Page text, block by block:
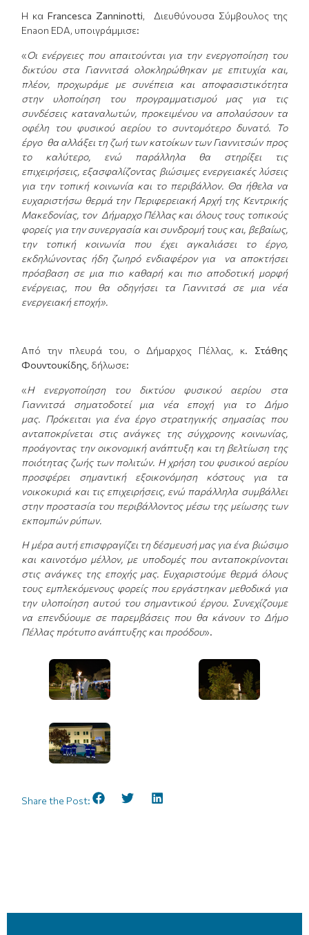
Η καFrancesca Zanninotti, Διευθύνουσα Σύμβουλος της
Enaon EDA, υποιγράμμισε:
«Οι ενέργειες που απαιτούνται για την ενεργοποίηση του
δικτύουστα Γιαννιτσάολοκληρώθηκαν με επιτυχίακαι,
πλέον, προχωράμε με συνέπεια και αποφασιστικότητα
στην υλοποίηση του προγραμματισμού μας για τις
συνδέσεις καταναλωτών, προκειμένου να απολαύσουν τα
οφέλη του φυσικού αερίου το συντομότερο δυνατό. Το
έργο θα αλλάξει τη ζωή των κατοίκων των Γιαννιτσώνπρος
το καλύτερο, ενώ παράλληλα θα στηρίξει τις
επιχειρήσεις, εξασφαλίζοντας βιώσιμες ενεργειακές λύσεις
γιατην τοπική κοινωνία και το περιβάλλον.Θα ήθελα να
ευχαριστήσω θερμά την Περιφερειακή Αρχή της Κεντρικής
Μακεδονίας, τον Δήμαρχο Πέλλας και όλους τους τοπικούς
φορείς για την συνεργασία και συνδρομή τους και, βεβαίως,
την τοπική κοινωνία που έχει αγκαλιάσει το έργο,
εκδηλώνοντας ήδη ζωηρό ενδιαφέρον για να αποκτήσει
πρόσβαση σε μια πιο καθαρή και πιο αποδοτική μορφή
ενέργειας, που θα οδηγήσει τα Γιαννιτσά σε μια νέα
ενεργειακή εποχή».
Από την πλευρά του, ο Δήμαρχος Πέλλας, κ. Στάθης
Φουντουκίδης, δήλωσε:
«Η ενεργοποίηση του δικτύου φυσικού αερίου στα
Γιαννιτσά σηματοδοτεί μια νέα εποχή για το Δήμο
μας. Πρόκειται για ένα έργο στρατηγικής σημασίας που
ανταποκρίνεται στις ανάγκες της σύγχρονης κοινωνίας,
προάγοντας την οικονομική ανάπτυξη και τη βελτίωση της
ποιότητας ζωής των πολιτών. Η χρήση του φυσικού αερίου
προσφέρει σημαντική εξοικονόμηση κόστους για τα
νοικοκυριά και τις επιχειρήσεις, ενώ παράλληλα συμβάλλει
στην προστασία του περιβάλλοντος μέσω της μείωσης των
εκπομπών ρύπων.
Η μέρα αυτή επισφραγίζει τη δέσμευσή μας για ένα βιώσιμο
και καινοτόμο μέλλον, με υποδομές που ανταποκρίνονται
στις ανάγκες της εποχής μας. Ευχαριστούμε θερμά όλους
τους εμπλεκόμενους φορείς που εργάστηκαν μεθοδικά για
την υλοποίηση αυτού του σημαντικού έργου. Συνεχίζουμε
να επενδύουμε σε παρεμβάσεις που θα κάνουν το Δήμο
Πέλλας πρότυπο ανάπτυξης και προόδου».
Share the Post: